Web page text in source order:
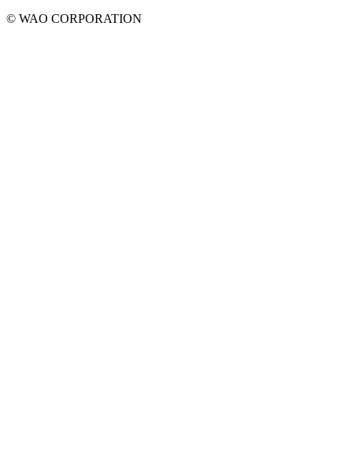
© WAO CORPORATION